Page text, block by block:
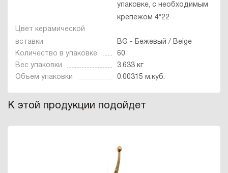
упаковке, с необходимым
крепежом 4*22
Цвет керамической
вставки
BG - Бежевый / Beige
Количество в упаковке
60
Вес упаковки
3.633 кг
Объем упаковки
0.00315 м.куб.
К этой продукции подойдет